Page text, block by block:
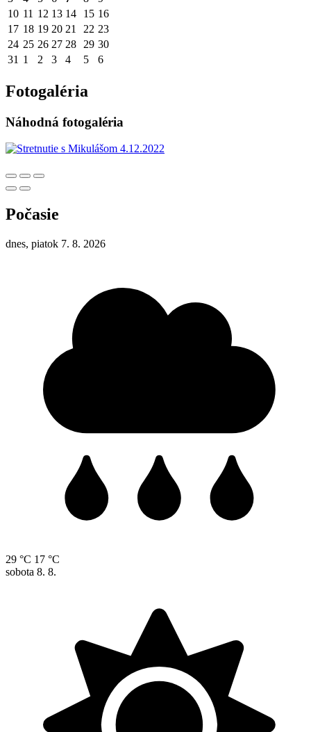
10 11 12 13 14 15 16
17 18 19 20 21 22 23
24 25 26 27 28 29 30
31 1 2 3 4 5 6
Fotogaléria
Náhodná fotogaléria
Počasie
dnes, piatok 7. 8. 2026
29 °C 17 °C
sobota 8. 8.